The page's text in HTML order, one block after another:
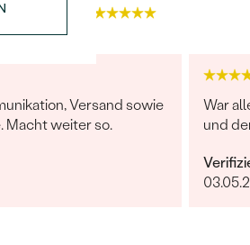
Versand sowie
Macht weiter so.
War
und